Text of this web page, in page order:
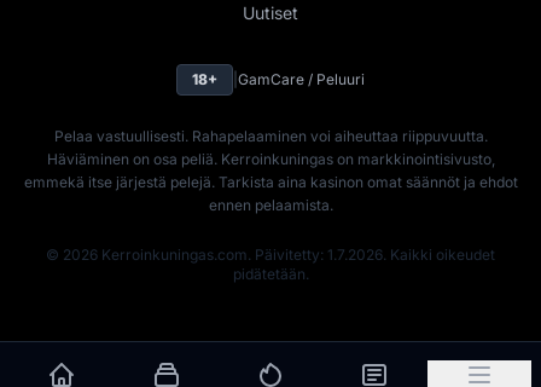
Uutiset
18+ GamCare / Peluuri
Pelaa vastuullisesti. Rahapelaaminen voi aiheuttaa riippuvuutta.
Häviäminen on osa peliä. Kerroinkuningas on markkinointisivusto,
emmekä itse järjestä pelejä. Tarkista aina kasinon omat säännöt ja ehdot
ennen pelaamista.
© 2026 Kerroinkuningas.com. Päivitetty: 1.7.2026. Kaikki oikeudet
pidätetään.